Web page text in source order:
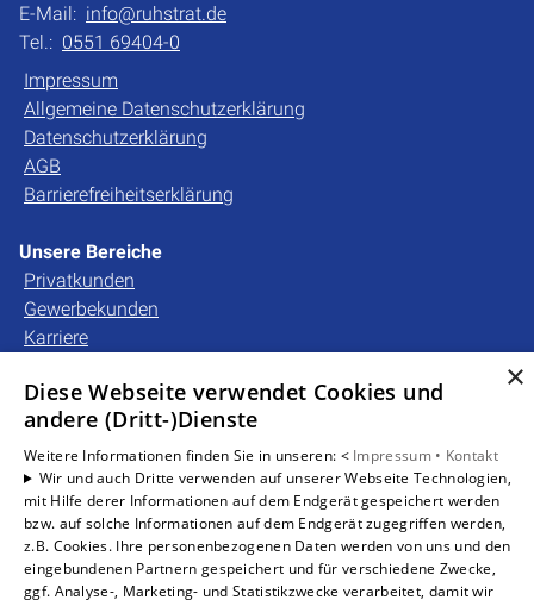
E-Mail: info@ruhstrat.de
Tel.: 0551 69404-0
Impressum
Allgemeine Datenschutzerklärung
Datenschutzerklärung
AGB
Barrierefreiheitserklärung
Unsere Bereiche
Privatkunden
Gewerbekunden
Karriere
Kontakt
Um externe HTML-Inhalte anzuzeigen, benötigen wir
Ihre Einwilligung.
Weitere Informationen finden Sie in unserer
Datenschutzerklärung.
×
Diese Webseite verwendet Cookies und
andere (Dritt-)Dienste
Weitere Informationen finden Sie in unseren: < Impressum • Kontakt
Wir und auch Dritte verwenden auf unserer Webseite Technologien,
mit Hilfe derer Informationen auf dem Endgerät gespeichert werden
bzw. auf solche Informationen auf dem Endgerät zugegriffen werden,
z.B. Cookies. Ihre personenbezogenen Daten werden von uns und den
eingebundenen Partnern gespeichert und für verschiedene Zwecke,
ggf. Analyse-, Marketing- und Statistikzwecke verarbeitet, damit wir